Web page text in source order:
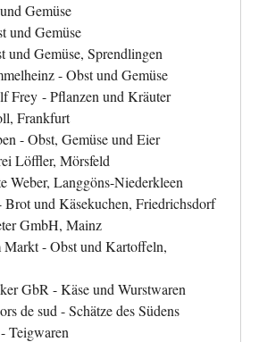
Gemüse
und Gemüse
und Gemüse, Sprendlingen
- Obst und Gemüse
Frey - Pflanzen und Kräuter
Frankfurt
- Obst, Gemüse und Eier
Löffler, Mörsfeld
Weber, Langgöns-Niederkleen
Brot und Käsekuchen, Friedrichsdorf
GmbH, Mainz
Markt - Obst und Kartoffeln,
GbR - Käse und Wurstwaren
de sud - Schätze des Südens
Teigwaren